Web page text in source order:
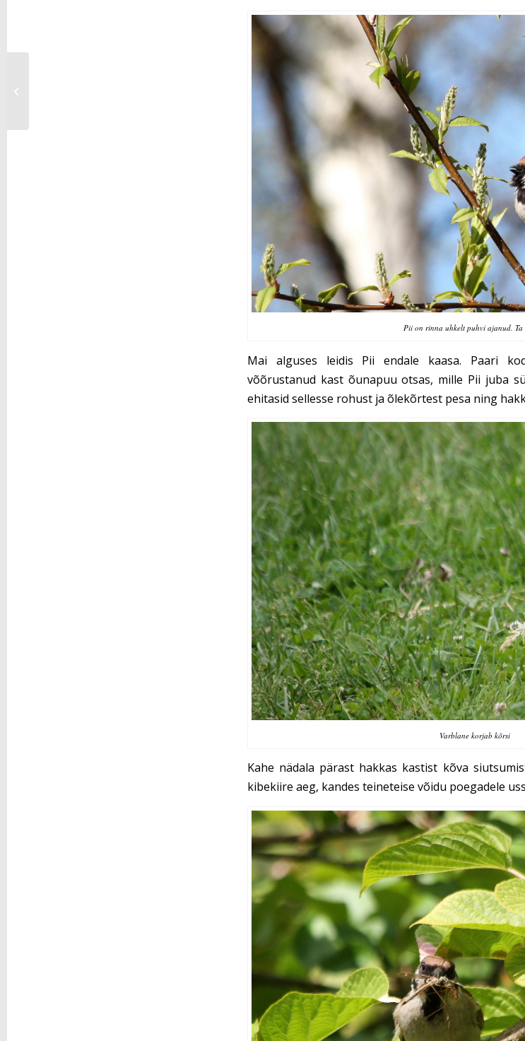
Pii on rinna uhkelt puhvi ajanud.
Mai alguses leidis Pii endale kaasa. Paari
võõrustanud kast õunapuu otsas, mille Pii juba
ehitasid sellesse rohust ja õlekõrtest pesa ning
Varblane korjab kõrsi
Kahe nädala pärast hakkas kastist kõva
kibekiire aeg, kandes teineteise võidu poegadele